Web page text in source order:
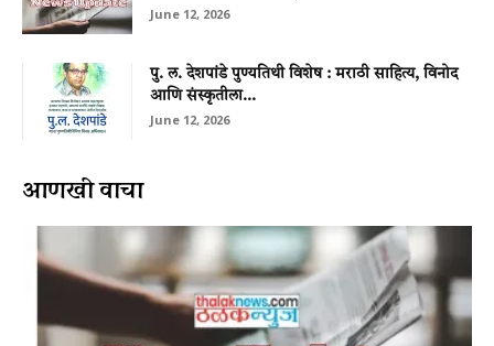
June 12, 2026
पु. ल. देशपांडे पुण्यतिथी विशेष : मराठी साहित्य, विनोद
आणि संस्कृतीला...
June 12, 2026
आणखी वाचा